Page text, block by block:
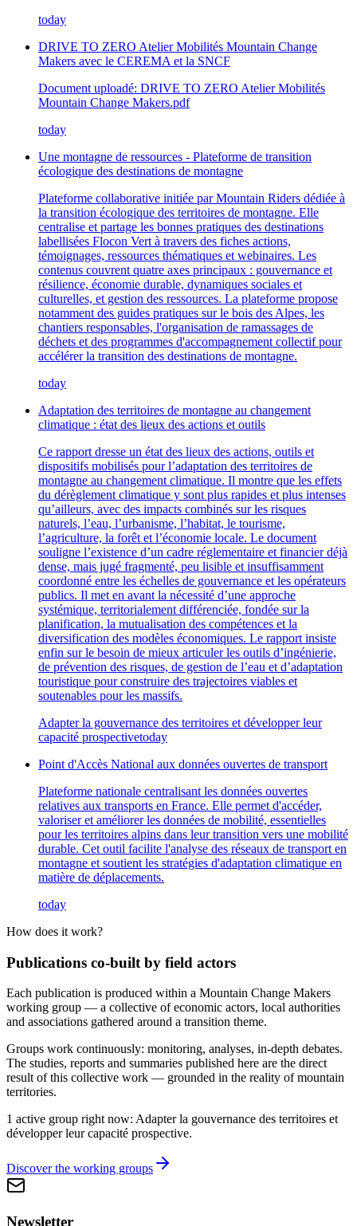
today
DRIVE TO ZERO Atelier Mobilités Mountain Change
Makers avec le CEREMA et la SNCF
Document uploadé: DRIVE TO ZERO Atelier Mobilités
Mountain Change Makers.pdf
today
Une montagne de ressources - Plateforme de transition
écologique des destinations de montagne
Plateforme collaborative initiée par Mountain Riders dédiée à
la transition écologique des territoires de montagne. Elle
centralise et partage les bonnes pratiques des destinations
labellisées Flocon Vert à travers des fiches actions,
témoignages, ressources thématiques et webinaires. Les
contenus couvrent quatre axes principaux : gouvernance et
résilience, économie durable, dynamiques sociales et
culturelles, et gestion des ressources. La plateforme propose
notamment des guides pratiques sur le bois des Alpes, les
chantiers responsables, l'organisation de ramassages de
déchets et des programmes d'accompagnement collectif pour
accélérer la transition des destinations de montagne.
today
Adaptation des territoires de montagne au changement
climatique : état des lieux des actions et outils
Ce rapport dresse un état des lieux des actions, outils et
dispositifs mobilisés pour l’adaptation des territoires de
montagne au changement climatique. Il montre que les effets
du dérèglement climatique y sont plus rapides et plus intenses
qu’ailleurs, avec des impacts combinés sur les risques
naturels, l’eau, l’urbanisme, l’habitat, le tourisme,
l’agriculture, la forêt et l’économie locale. Le document
souligne l’existence d’un cadre réglementaire et financier déjà
dense, mais jugé fragmenté, peu lisible et insuffisamment
coordonné entre les échelles de gouvernance et les opérateurs
publics. Il met en avant la nécessité d’une approche
systémique, territorialement différenciée, fondée sur la
planification, la mutualisation des compétences et la
diversification des modèles économiques. Le rapport insiste
enfin sur le besoin de mieux articuler les outils d’ingénierie,
de prévention des risques, de gestion de l’eau et d’adaptation
touristique pour construire des trajectoires viables et
soutenables pour les massifs.
Adapter la gouvernance des territoires et développer leur
capacité prospectivetoday
Point d'Accès National aux données ouvertes de transport
Plateforme nationale centralisant les données ouvertes
relatives aux transports en France. Elle permet d'accéder,
valoriser et améliorer les données de mobilité, essentielles
pour les territoires alpins dans leur transition vers une mobilité
durable. Cet outil facilite l'analyse des réseaux de transport en
montagne et soutient les stratégies d'adaptation climatique en
matière de déplacements.
today
How does it work?
Publications co-built by field actors
Each publication is produced within a Mountain Change Makers
working group — a collective of economic actors, local authorities
and associations gathered around a transition theme.
Groups work continuously: monitoring, analyses, in-depth debates.
The studies, reports and summaries published here are the direct
result of this collective work — grounded in the reality of mountain
territories.
1 active group right now: Adapter la gouvernance des territoires et
développer leur capacité prospective.
Discover the working groups
Newsletter